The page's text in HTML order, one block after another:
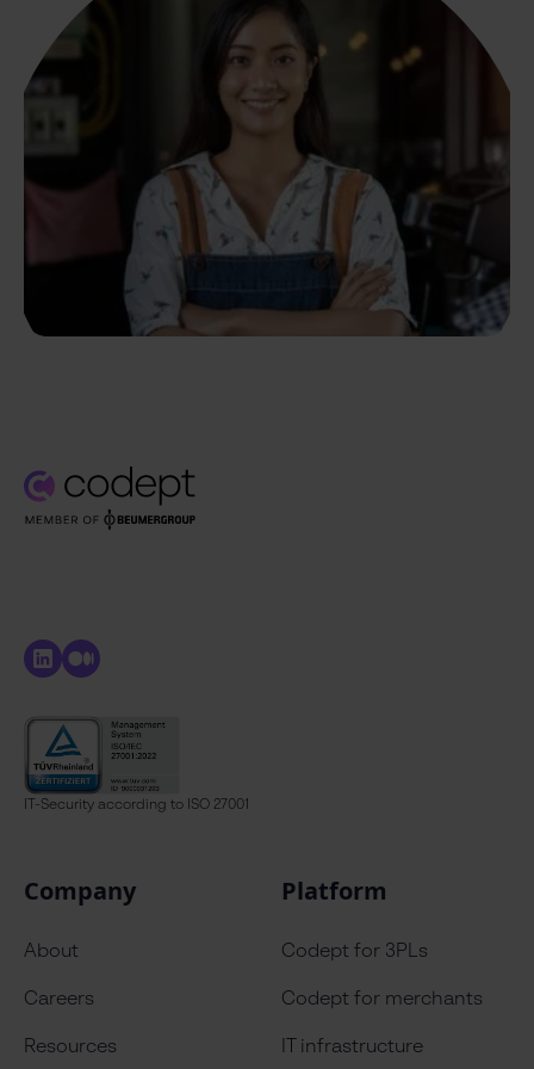
IT-Security according to ISO 27001
Company
About
Careers
Resources
Platform
Codept for 3PLs
Codept for merchants
IT infrastructure